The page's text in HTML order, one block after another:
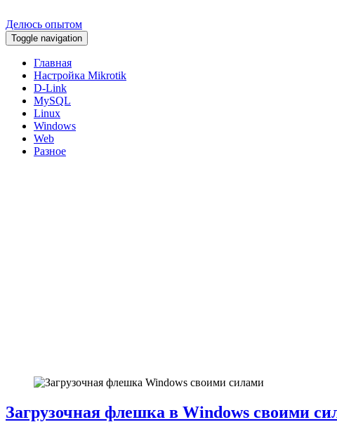
Делюсь опытом
Toggle navigation
Главная
Настройка Mikrotik
D-Link
MySQL
Linux
Windows
Web
Разное
Загрузочная флешка в Windows своими